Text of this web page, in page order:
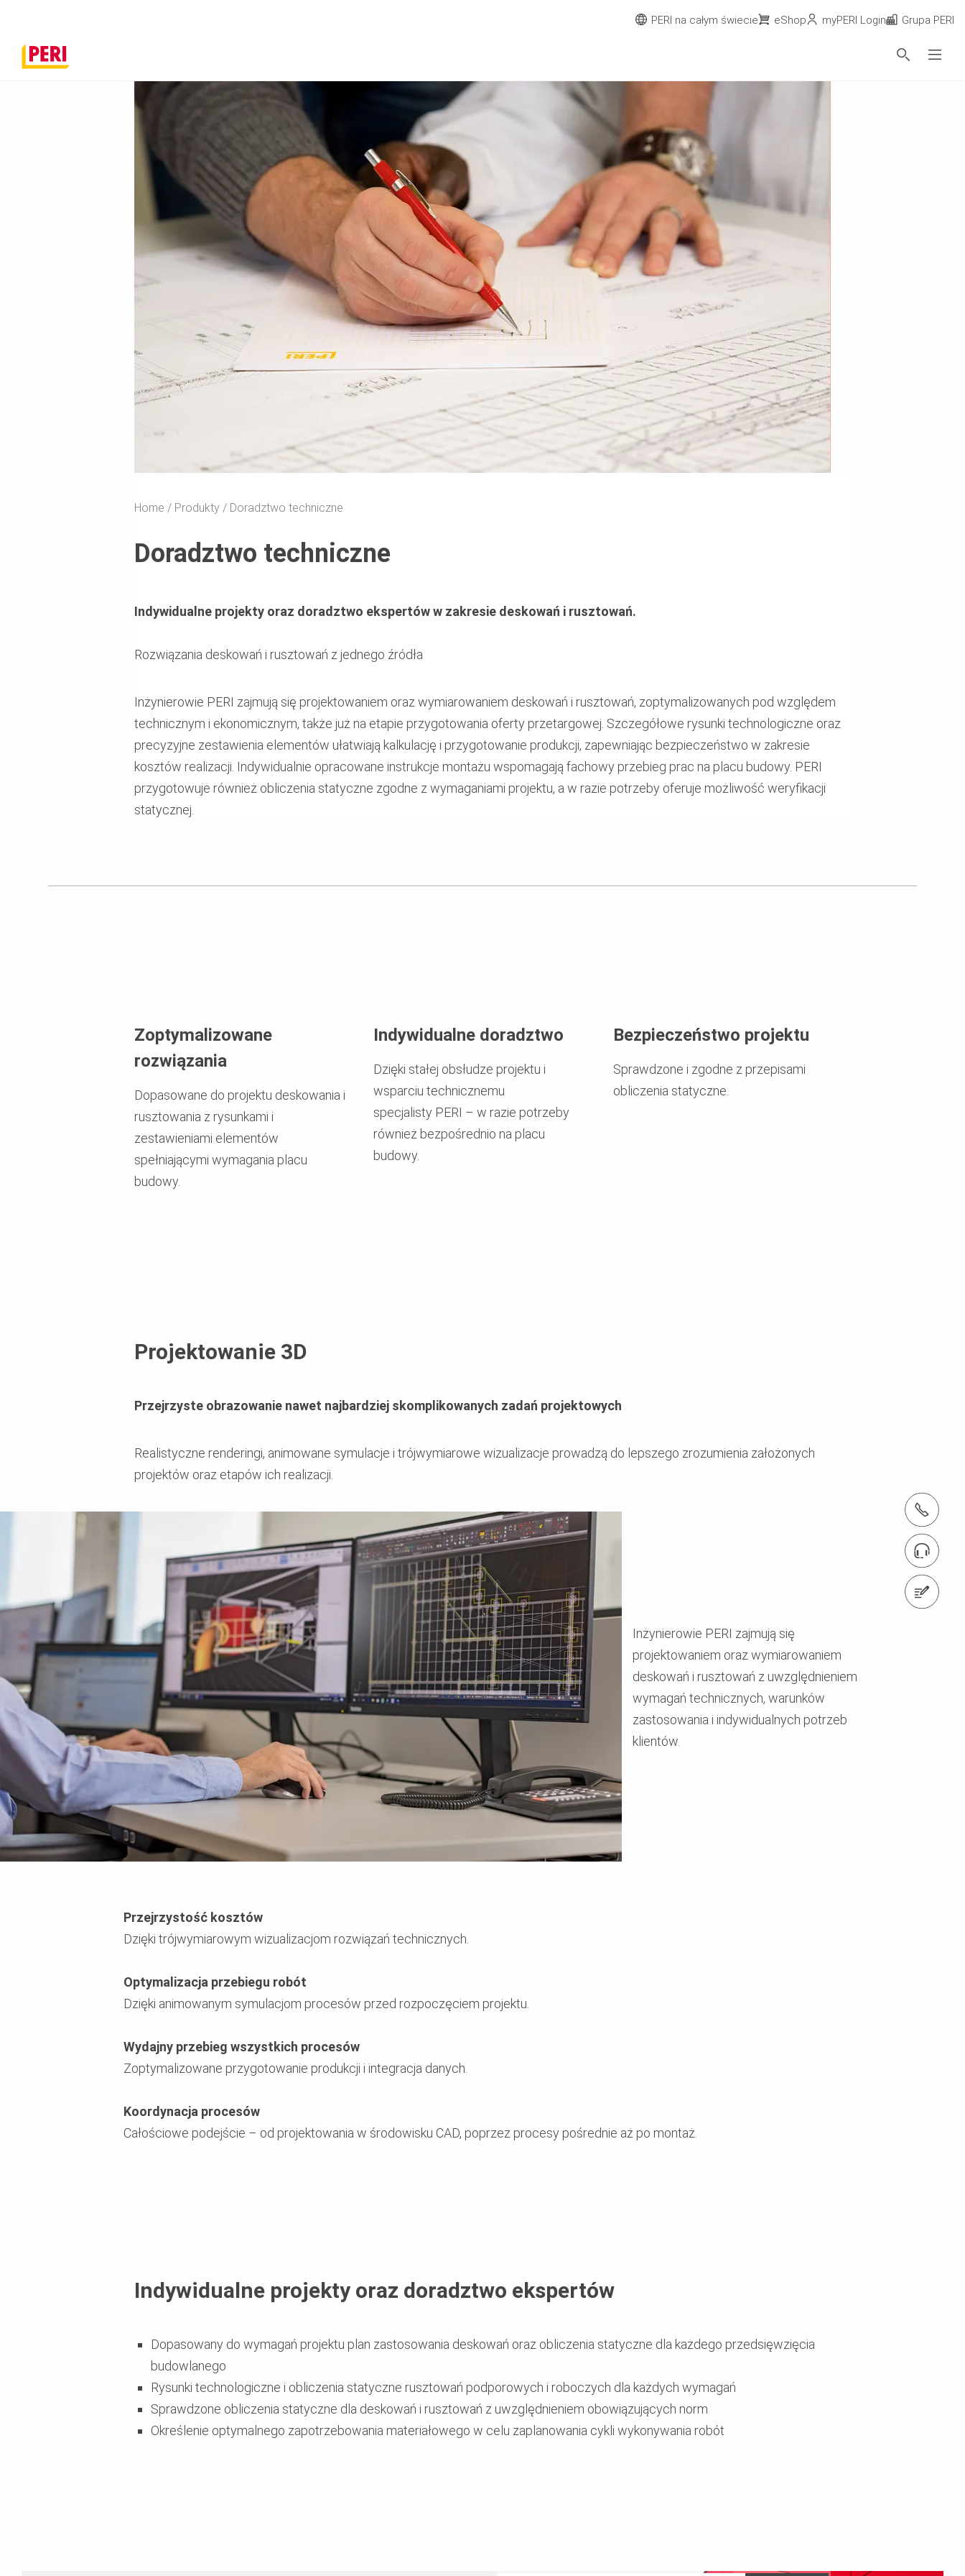
Home Produkty Doradztwo techniczne
Doradztwo techniczne
Indywidualne projekty oraz doradztwo ekspertów w zakresie deskowań i rusztowań.
Rozwiązania deskowań i rusztowań z jednego źródła
Inżynierowie PERI zajmują się projektowaniem oraz wymiarowaniem deskowań i rusztowań, zoptymalizowanych pod względem
technicznym i ekonomicznym, także już na etapie przygotowania oferty przetargowej. Szczegółowe rysunki technologiczne oraz
precyzyjne zestawienia elementów ułatwiają kalkulację i przygotowanie produkcji, zapewniając bezpieczeństwo w zakresie
kosztów realizacji. Indywidualnie opracowane instrukcje montażu wspomagają fachowy przebieg prac na placu budowy. PERI
przygotowuje również obliczenia statyczne zgodne z wymaganiami projektu, a w razie potrzeby oferuje możliwość weryfikacji
statycznej.
Zoptymalizowane
rozwiązania
Dopasowane do projektu deskowania i
rusztowania z rysunkami i
zestawieniami elementów
spełniającymi wymagania placu
budowy.
Indywidualne doradztwo
Dzięki stałej obsłudze projektu i
wsparciu technicznemu
specjalisty PERI – w razie potrzeby
również bezpośrednio na placu
budowy.
Bezpieczeństwo projektu
Sprawdzone i zgodne z przepisami
obliczenia statyczne.
Projektowanie 3D
Przejrzyste obrazowanie nawet najbardziej skomplikowanych zadań projektowych
Realistyczne renderingi, animowane symulacje i trójwymiarowe wizualizacje prowadzą do lepszego zrozumienia założonych
projektów oraz etapów ich realizacji.
Inżynierowie PERI zajmują się
projektowaniem oraz wymiarowaniem
deskowań i rusztowań z uwzględnieniem
wymagań technicznych, warunków
zastosowania i indywidualnych potrzeb
klientów.
Przejrzystość kosztów
Dzięki trójwymiarowym wizualizacjom rozwiązań technicznych.
Optymalizacja przebiegu robót
Dzięki animowanym symulacjom procesów przed rozpoczęciem projektu.
Wydajny przebieg wszystkich procesów
Zoptymalizowane przygotowanie produkcji i integracja danych.
Koordynacja procesów
Całościowe podejście – od projektowania w środowisku CAD, poprzez procesy pośrednie aż po montaż.
Indywidualne projekty oraz doradztwo ekspertów
Dopasowany do wymagań projektu plan zastosowania deskowań oraz obliczenia statyczne dla każdego przedsięwzięcia
budowlanego
Rysunki technologiczne i obliczenia statyczne rusztowań podporowych i roboczych dla każdych wymagań
Sprawdzone obliczenia statyczne dla deskowań i rusztowań z uwzględnieniem obowiązujących norm
Określenie optymalnego zapotrzebowania materiałowego w celu zaplanowania cykli wykonywania robót
PERI na całym świecie eShop myPERI Login Grupa PERI